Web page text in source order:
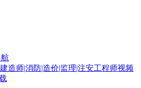
造师|消防|造价|监理|注安工程师视频